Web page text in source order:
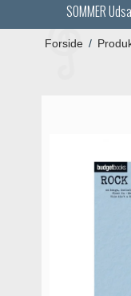
SOMMER
Forside /